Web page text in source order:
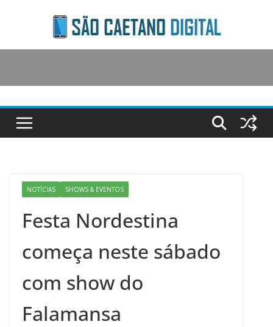
content
NOTÍCIAS SHOWS & EVENTOS
Festa Nordestina
começa neste sábado
com show do
Falamansa